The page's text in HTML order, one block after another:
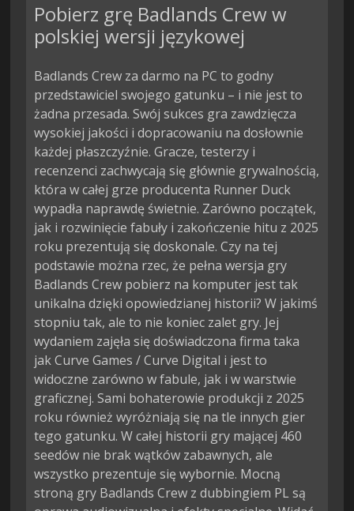
Pobierz grę Badlands Crew w
polskiej wersji językowej
Badlands Crew za darmo na PC to godny
przedstawiciel swojego gatunku – i nie jest to
żadna przesada. Swój sukces gra zawdzięcza
wysokiej jakości i dopracowaniu na dosłownie
każdej płaszczyźnie. Gracze, testerzy i
recenzenci zachwycają się głównie grywalnością,
która w całej grze producenta Runner Duck
wypadła naprawdę świetnie. Zarówno początek,
jak i rozwinięcie fabuły i zakończenie hitu z 2025
roku prezentują się doskonale. Czy na tej
podstawie można rzec, że pełna wersja gry
Badlands Crew pobierz na komputer jest tak
unikalna dzięki opowiedzianej historii? W jakimś
stopniu tak, ale to nie koniec zalet gry. Jej
wydaniem zajęła się doświadczona firma taka
jak Curve Games / Curve Digital i jest to
widoczne zarówno w fabule, jak i w warstwie
graficznej. Sami bohaterowie produkcji z 2025
roku również wyróżniają się na tle innych gier
tego gatunku. W całej historii gry mającej 460
seedów nie brak wątków zabawnych, ale
wszystko prezentuje się wybornie. Mocną
stroną gry Badlands Crew z dubbingiem PL są